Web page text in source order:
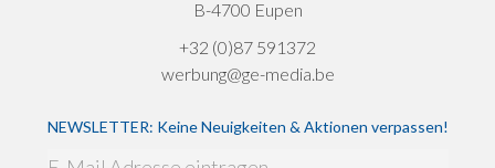
B-4700 Eupen
+32 (0)87 591372
werbung@ge-media.be
NEWSLETTER: Keine Neuigkeiten & Aktionen verpassen!